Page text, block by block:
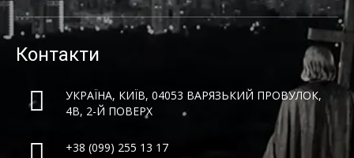
Контакти
УКРАЇНА, КИЇВ, 04053 ВАРЯЗЬКИЙ ПРОВУЛОК,
4B, 2-Й ПОВЕРХ
+38 (099) 255 13 17